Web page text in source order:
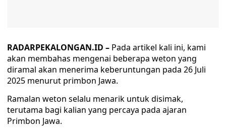
RADARPEKALONGAN.ID – Pada artikel kali ini, kami
akan membahas mengenai beberapa weton yang
diramal akan menerima keberuntungan pada 26 Juli
2025 menurut primbon Jawa.
Ramalan weton selalu menarik untuk disimak,
terutama bagi kalian yang percaya pada ajaran
Primbon Jawa.